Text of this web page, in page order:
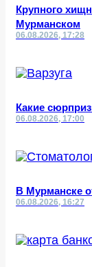
Крупного
Мурманском
06.08.2026, 17:28
Какие
06.08.2026, 17:00
В Мурманске
06.08.2026, 16:27